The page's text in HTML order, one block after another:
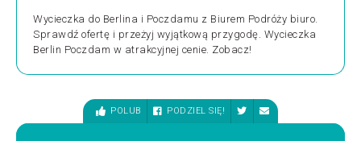
Wycieczka do Berlina i Poczdamu z Biurem Podróży biuro.
Sprawdź ofertę i przeżyj wyjątkową przygodę. Wycieczka
Berlin Poczdam w atrakcyjnej cenie. Zobacz!
POLUB PODZIEL SIĘ!